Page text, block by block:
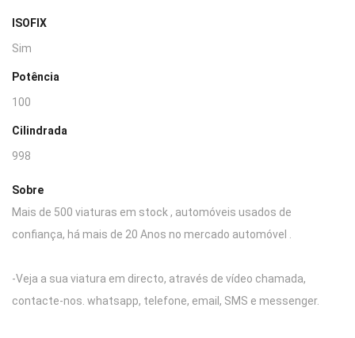
ISOFIX
Sim
Potência
100
Cilindrada
998
Sobre
Mais de 500 viaturas em stock , automóveis usados de
confiança, há mais de 20 Anos no mercado automóvel .
-Veja a sua viatura em directo, através de vídeo chamada,
contacte-nos. whatsapp, telefone, email, SMS e messenger.